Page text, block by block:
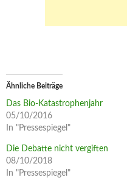
Ähnliche Beiträge
Das Bio-Katastrophenjahr
05/10/2016
In "Pressespiegel"
Die Debatte nicht vergiften
08/10/2018
In "Pressespiegel"